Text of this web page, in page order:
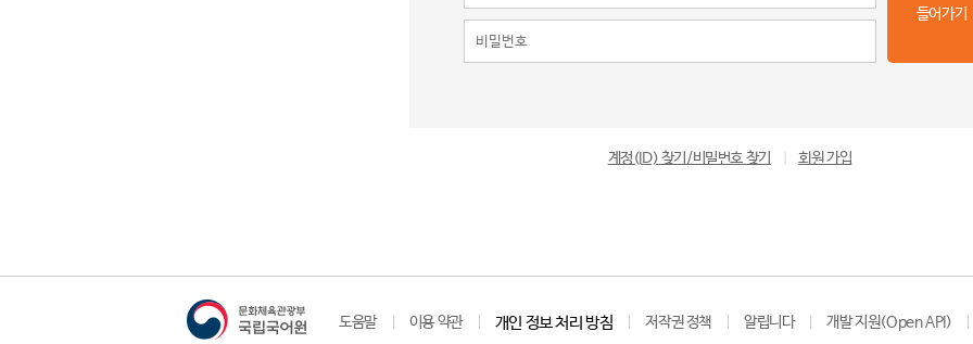
들어가기
계정(ID) 찾기/비밀번호 찾기 회원 가입
도움말 이용 약관 개인 정보 처리 방침 저작권 정책 알립니다 개발 지원(Open API)